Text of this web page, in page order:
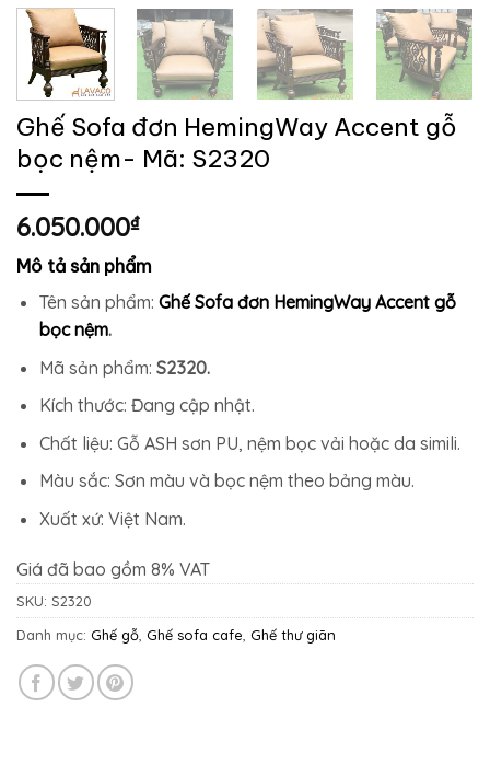
Ghế Sofa đơn HemingWay Accent gỗ
bọc nệm- Mã: S2320
6.050.000₫
Mô tả sản phẩm
Tên sản phẩm: Ghế Sofa đơn HemingWay Accent gỗ
bọc nệm.
Mã sản phẩm: S2320.
Kích thước: Đang cập nhật.
Chất liệu: Gỗ ASH sơn PU, nệm bọc vải hoặc da simili.
Màu sắc: Sơn màu và bọc nệm theo bảng màu.
Xuất xứ: Việt Nam.
Giá đã bao gồm 8% VAT
SKU: S2320
Danh mục: Ghế gỗ Ghế sofa cafe Ghế thư giãn